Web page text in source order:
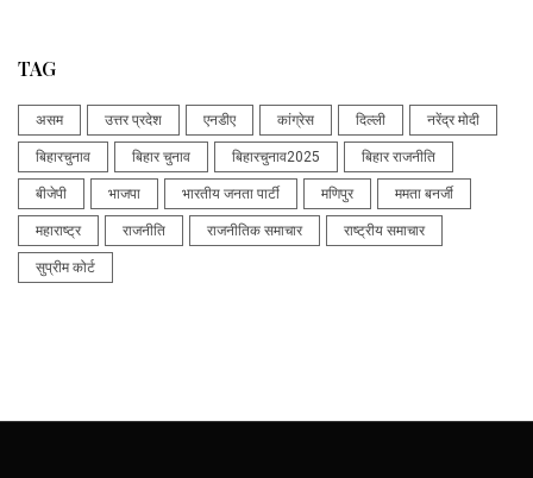
TAG
असम उत्तर प्रदेश एनडीए कांग्रेस दिल्ली नरेंद्र मोदी
बिहारचुनाव बिहार चुनाव बिहारचुनाव2025 बिहार राजनीति
बीजेपी भाजपा भारतीय जनता पार्टी मणिपुर ममता बनर्जी
महाराष्ट्र राजनीति राजनीतिक समाचार राष्ट्रीय समाचार
सुप्रीम कोर्ट